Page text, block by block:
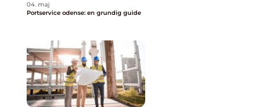
04. maj
Portservice odense: en grundig guide